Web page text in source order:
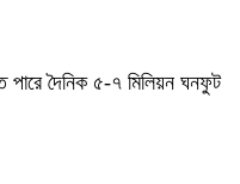
দৈনিক ৫-৭ মিলিয়ন ঘনফুট